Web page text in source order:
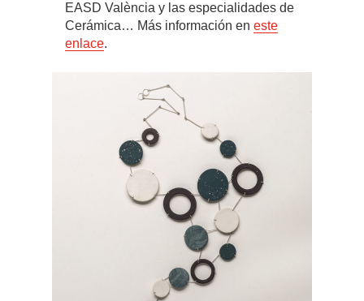
EASD València y las especialidades de
Cerámica… Más información en este
enlace.